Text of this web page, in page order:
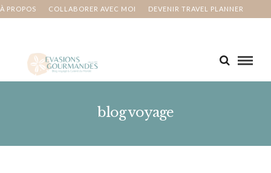
À PROPOS COLLABORER AVEC MOI DEVENIR TRAVEL PLANNER
blog voyage